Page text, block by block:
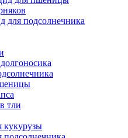
для подсолнечника
тли
кукурузы